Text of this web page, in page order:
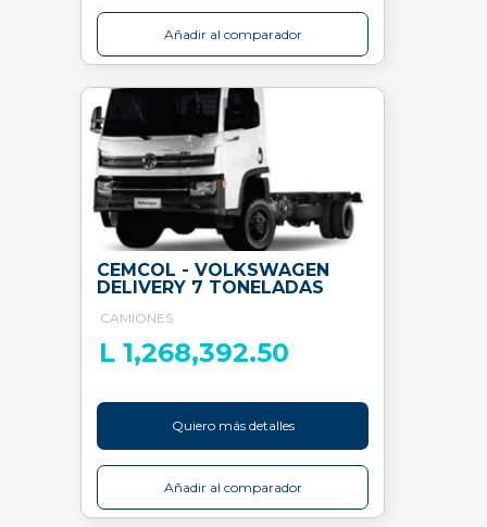
Añadir al comparador
CEMCOL - VOLKSWAGEN
DELIVERY 7 TONELADAS
CAMIONES
L 1,268,392.50
Quiero más detalles
Añadir al comparador